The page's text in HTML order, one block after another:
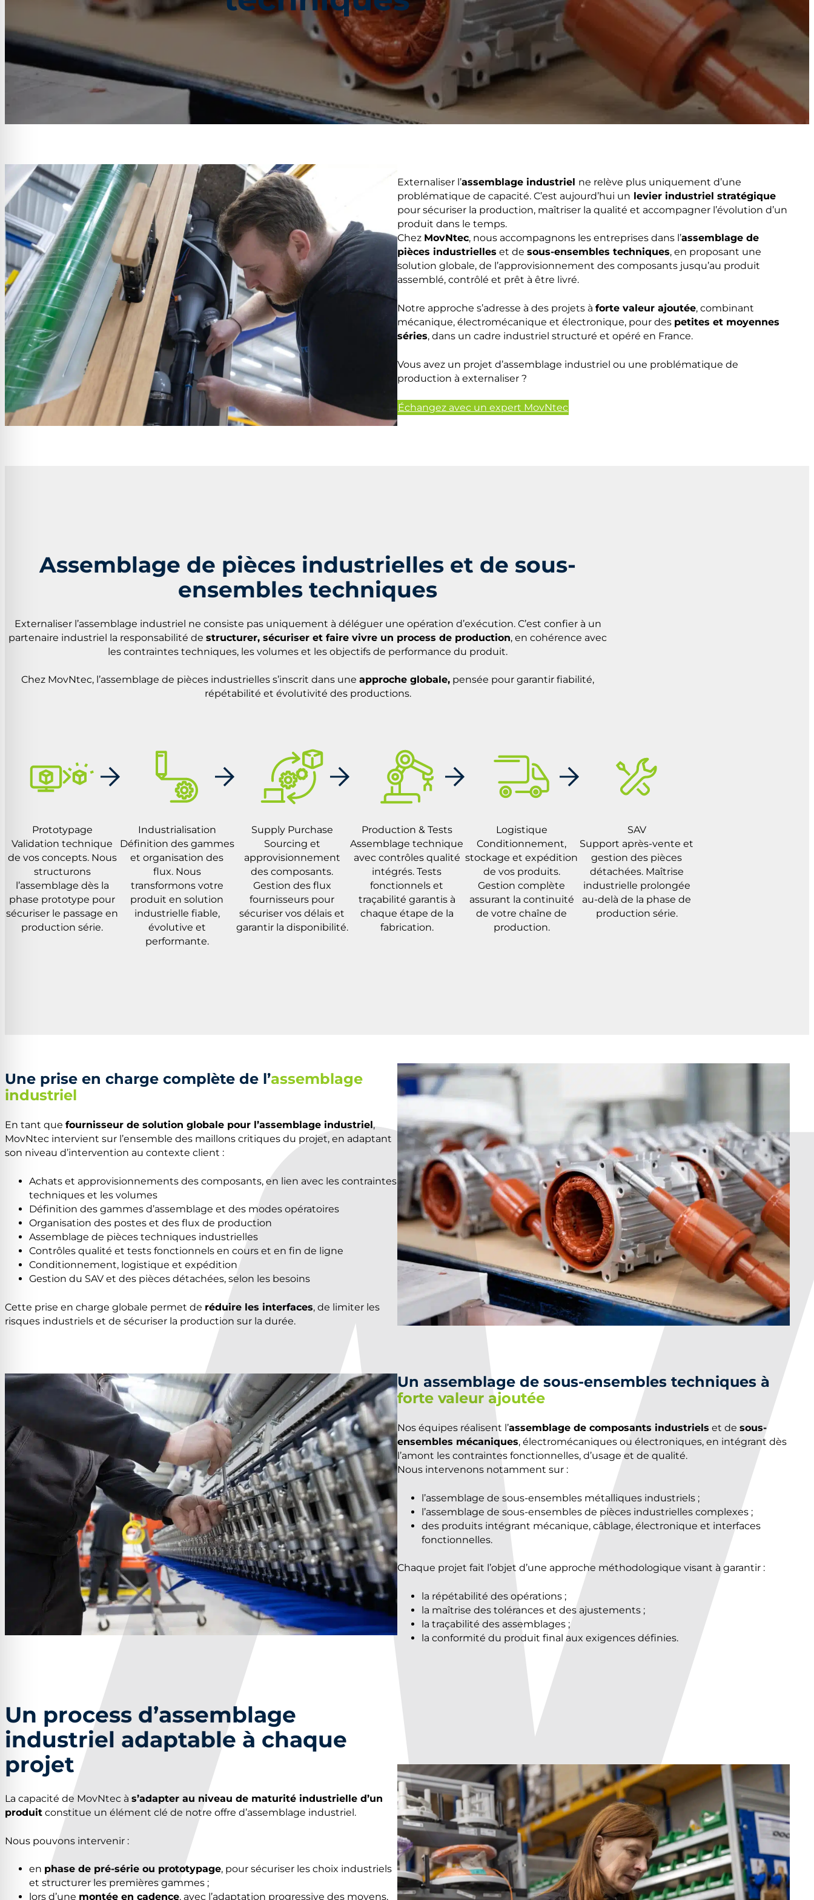
Externaliser l’assemblage industriel ne relève plus uniquement d’une
problématique de capacité. C’est aujourd’hui un levier industriel stratégique
pour sécuriser la production, maîtriser la qualité et accompagner l’évolution d’un
produit dans le temps.
Chez MovNtec, nous accompagnons les entreprises dans l’assemblage de
pièces industrielles et desous-ensembles techniques, en proposant une
solution globale, de l’approvisionnement des composants jusqu’au produit
assemblé, contrôlé et prêt à être livré.
Notre approche s’adresse à des projets àforte valeur ajoutée, combinant
mécanique, électromécanique et électronique, pour des petites et moyennes
séries, dans un cadre industriel structuré et opéré en France.
Vous avez un projet d’assemblage industriel ou une problématique de
production à externaliser ?
Échangez avec un expert MovNtec
Assemblage de pièces industrielles et de sous-
ensembles techniques
Externaliser l’assemblage industriel ne consiste pas uniquement à déléguer une opération d’exécution. C’est confier à un
partenaire industriel la responsabilité de structurer, sécuriser et faire vivre un process de production, en cohérence avec
les contraintes techniques, les volumes et les objectifs de performance du produit.
Chez MovNtec, l’assemblage de pièces industrielles s’inscrit dans une approche globale, pensée pour garantir fiabilité,
répétabilité et évolutivité des productions.
Prototypage
Validation technique
de vos concepts. Nous
structurons
l’assemblage dès la
phase prototype pour
sécuriser le passage en
production série.
Industrialisation
Définition des gammes
et organisation des
flux. Nous
transformons votre
produit en solution
industrielle fiable,
évolutive et
performante.
Supply Purchase
Sourcing et
approvisionnement
des composants.
Gestion des flux
fournisseurs pour
sécuriser vos délais et
garantir la disponibilité.
Production & Tests
Assemblage technique
avec contrôles qualité
intégrés. Tests
fonctionnels et
traçabilité garantis à
chaque étape de la
fabrication.
Logistique
Conditionnement,
stockage et expédition
de vos produits.
Gestion complète
assurant la continuité
de votre chaîne de
production.
SAV
Support après-vente et
gestion des pièces
détachées. Maîtrise
industrielle prolongée
au-delà de la phase de
production série.
Une prise en charge complète de l’assemblage
industriel
En tant que fournisseur de solution globale pour l’assemblage industriel,
MovNtec intervient sur l’ensemble des maillons critiques du projet, en adaptant
son niveau d’intervention au contexte client :
Achats et approvisionnements des composants, en lien avec les contraintes
techniques et les volumes
Définition des gammes d’assemblage et des modes opératoires
Organisation des postes et des flux de production
Assemblage de pièces techniques industrielles
Contrôles qualité et tests fonctionnels en cours et en fin de ligne
Conditionnement, logistique et expédition
Gestion du SAV et des pièces détachées, selon les besoins
Cette prise en charge globale permet de réduire les interfaces, de limiter les
risques industriels et de sécuriser la production sur la durée.
Un assemblage de sous-ensembles techniques à
forte valeur ajoutée
Nos équipes réalisent l’assemblage de composants industriels et desous-
ensembles mécaniques, électromécaniques ou électroniques, en intégrant dès
l’amont les contraintes fonctionnelles, d’usage et de qualité.
Nous intervenons notamment sur :
l’assemblage de sous-ensembles métalliques industriels ;
l’assemblage de sous-ensembles de pièces industrielles complexes ;
des produits intégrant mécanique, câblage, électronique et interfaces
fonctionnelles.
Chaque projet fait l’objet d’une approche méthodologique visant à garantir :
la répétabilité des opérations ;
la maîtrise des tolérances et des ajustements ;
la traçabilité des assemblages ;
la conformité du produit final aux exigences définies.
Un process d’assemblage
industriel adaptable à chaque
projet
La capacité de MovNtec à s’adapter au niveau de maturité industrielle d’un
produit constitue un élément clé de notre offre d’assemblage industriel.
Nous pouvons intervenir :
en phase de pré-série ou prototypage, pour sécuriser les choix industriels
et structurer les premières gammes ;
lors d’une montée en cadence, avec l’adaptation progressive des moyens,